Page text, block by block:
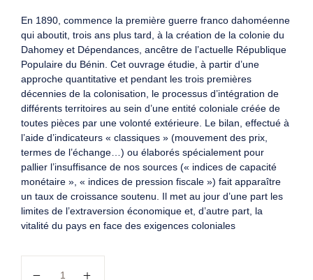
En 1890, commence la première guerre franco dahoméenne
qui aboutit, trois ans plus tard, à la création de la colonie du
Dahomey et Dépendances, ancêtre de l’actuelle République
Populaire du Bénin. Cet ouvrage étudie, à partir d’une
approche quantitative et pendant les trois premières
décennies de la colonisation, le processus d’intégration de
différents territoires au sein d’une entité coloniale créée de
toutes pièces par une volonté extérieure. Le bilan, effectué à
l’aide d’indicateurs « classiques » (mouvement des prix,
termes de l’échange…) ou élaborés spécialement pour
pallier l’insuffisance de nos sources (« indices de capacité
monétaire », « indices de pression fiscale ») fait apparaître
un taux de croissance soutenu. Il met au jour d’une part les
limites de l’extraversion économique et, d’autre part, la
vitalité du pays en face des exigences coloniales